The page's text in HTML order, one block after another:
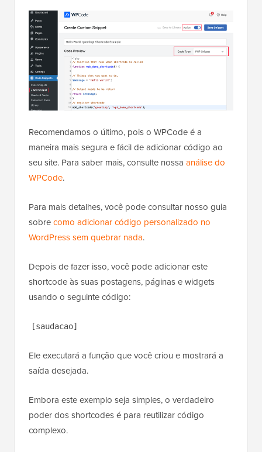
Recomendamos o último, pois o WPCode é a
maneira mais segura e fácil de adicionar código ao
seu site. Para saber mais, consulte nossa análise do
WPCode.
Para mais detalhes, você pode consultar nosso guia
sobrecomo adicionar código personalizado no
WordPress sem quebrar nada.
Depois de fazer isso, você pode adicionar este
shortcode às suas postagens, páginas e widgets
usando o seguinte código:
[saudacao]
Ele executará a função que você criou e mostrará a
saída desejada.
Embora este exemplo seja simples, o verdadeiro
poder dos shortcodes é para reutilizar código
complexo.